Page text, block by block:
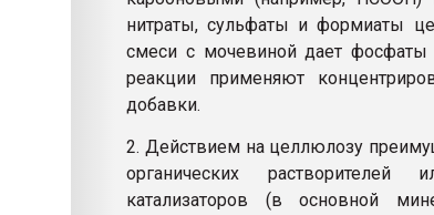
нитраты, сульфаты и формиаты
смеси с мочевиной дает фосфаты
реакции применяют
добавки.
2. Действием на целлюлозу
органических растворителей
катализаторов (в основной